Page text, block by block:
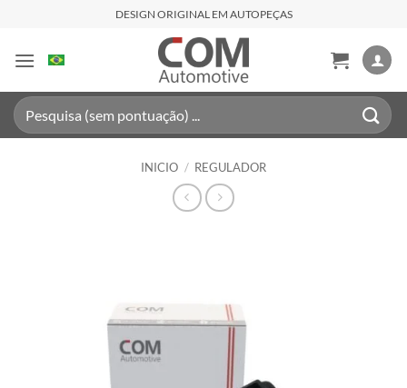
contenido
DESIGN ORIGINAL EM AUTOPEÇAS
Buscar
por:
INICIO / REGULADOR